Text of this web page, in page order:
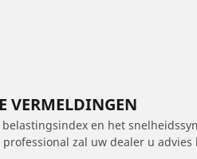
VERMELDINGEN
belastingsindex en het
zal uw dealer u advies